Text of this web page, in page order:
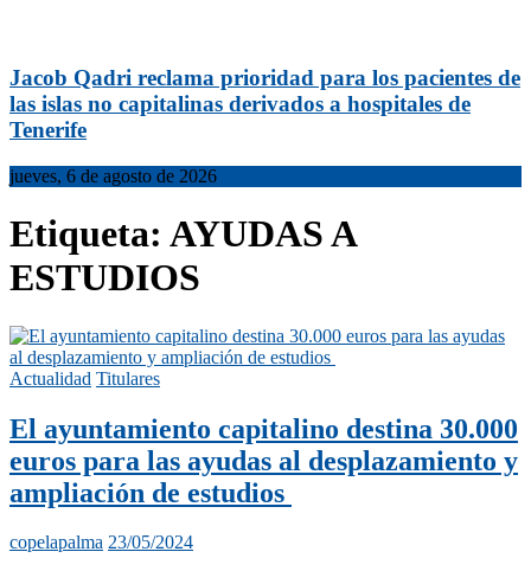
Jacob Qadri reclama prioridad para los pacientes de
las islas no capitalinas derivados a hospitales de
Tenerife
jueves, 6 de agosto de 2026
Etiqueta: AYUDAS A
ESTUDIOS
Actualidad Titulares
El ayuntamiento capitalino destina 30.000
euros para las ayudas al desplazamiento y
ampliación de estudios
copelapalma 23/05/2024